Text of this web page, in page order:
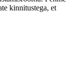
kinnitustega, et